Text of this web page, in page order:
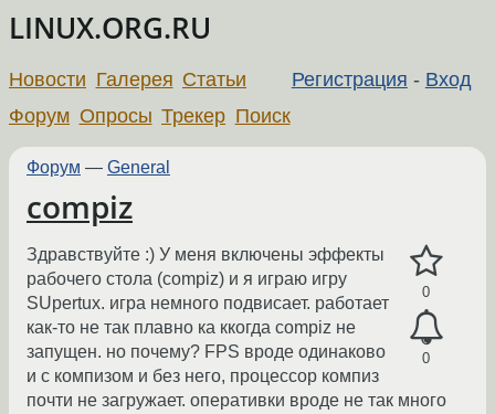
LINUX.ORG.RU
Регистрация - Вход
Новости Галерея Статьи
Форум Опросы Трекер Поиск
Форум — General
compiz
0
0
Здравствуйте :) У меня включены эффекты
рабочего стола (compiz) и я играю игру
SUpertux. игра немного подвисает. работает
как-то не так плавно ка ккогда compiz не
запущен. но почему? FPS вроде одинаково
и с компизом и без него, процессор компиз
почти не загружает. оперативки вроде не так много